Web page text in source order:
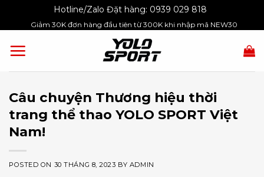
Hotline/Zalo Đặt hàng: 0939 029 818
Giảm 30K đơn hàng đầu tiên từ 300K khi nhập mã NEW30
Câu chuyện Thương hiệu thời
trang thể thao YOLO SPORT Việt
Nam!
POSTED ON 30 THÁNG 8, 2023 BY ADMIN